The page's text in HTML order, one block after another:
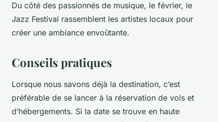
Du côté des passionnés de musique, le février, le
Jazz Festival rassemblent les artistes locaux pour
créer une ambiance envoûtante.
Conseils pratiques
Lorsque nous savons déjà la destination, c’est
préférable de se lancer à la réservation de vols et
d’hébergements. Si la date se trouve en haute